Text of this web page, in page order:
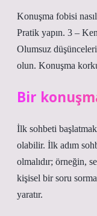
Konuşma fobisi
Pratik yapın. 3 –
Olumsuz
olun. Konuşma
Bir
İlk sohbeti
olabilir. İlk adım
olmalıdır; örneğin,
kişisel bir soru
yaratır.